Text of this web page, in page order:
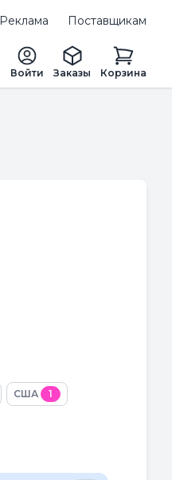
Реклама Поставщикам
Войти Заказы Корзина
США 1